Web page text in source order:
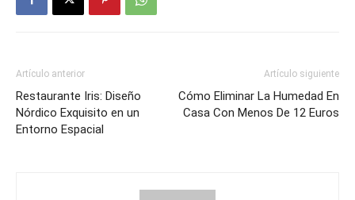
Artículo anterior
Restaurante Iris: Diseño
Nórdico Exquisito en un
Entorno Espacial
Artículo siguiente
Cómo Eliminar La Humedad En
Casa Con Menos De 12 Euros